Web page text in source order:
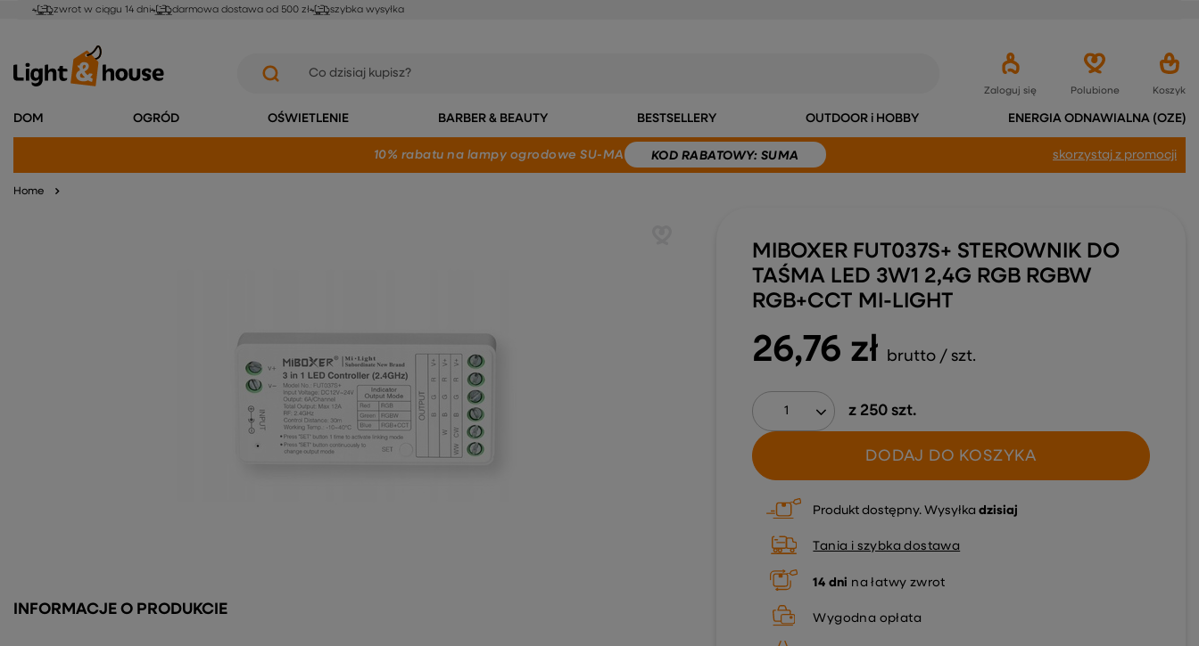
zwrot w ciągu 14 dni darmowa dostawa od 500 zł szybka wysyłka
Zaloguj się Polubione Koszyk
DOM OGRÓD OŚWIETLENIE BARBER & BEAUTY BESTSELLERY OUTDOOR i HOBBY ENERGIA ODNAWIALNA (OZE)
10% rabatu na lampy ogrodowe SU-MA KOD RABATOWY: SUMA skorzystaj z promocji
Home
26,76 zł brutto / szt.
z 250szt.
DODAJ DO KOSZYKA
MIBOXER FUT037S+ STEROWNIK DO
TAŚMA LED 3W1 2,4G RGB RGBW
RGB+CCT MI-LIGHT
Produkt dostępny Wysyłkadzisiaj
Tania i szybka dostawa
14 dni na łatwy zwrot
Wygodna opłata
INFORMACJE O PRODUKCIE